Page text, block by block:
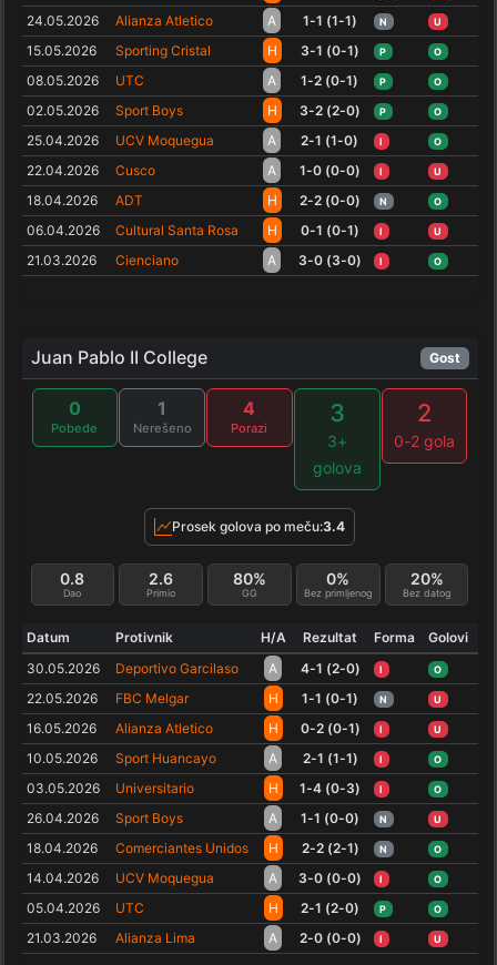
24.05.2026 Alianza Atletico A 1-1 (1-1) N U
15.05.2026 Sporting Cristal H 3-1 (0-1) P O
08.05.2026 UTC A 1-2 (0-1) P O
02.05.2026 Sport Boys H 3-2 (2-0) P O
25.04.2026 UCV Moquegua A 2-1 (1-0) I O
22.04.2026 Cusco A 1-0 (0-0) I U
18.04.2026 ADT H 2-2 (0-0) N O
06.04.2026 Cultural Santa Rosa H 0-1 (0-1) I U
21.03.2026 Cienciano A 3-0 (3-0) I O
Juan Pablo II College Gost
0
Pobede
1
Nerešeno
4
Porazi
3
3+
golova
2
0-2 gola
Prosek golova po meču:3.4
Dao
0.8
Primio
2.6
GG
80%
Bez primljenog
0%
Bez datog
20%
Datum Protivnik H/A Rezultat Forma
Golovi
30.05.2026
Deportivo Garcilaso A 4-1 (2-0) I O
22.05.2026 FBC Melgar H 1-1 (0-1) N U
16.05.2026 Alianza Atletico H 0-2 (0-1) I U
10.05.2026 Sport Huancayo A 2-1 (1-1) I O
03.05.2026 Universitario H 1-4 (0-3) I O
26.04.2026 Sport Boys A 1-1 (0-0) N U
18.04.2026 Comerciantes Unidos H 2-2 (2-1) N O
14.04.2026 UCV Moquegua A 3-0 (0-0) I O
05.04.2026 UTC H 2-1 (2-0) P O
21.03.2026 Alianza Lima A 2-0 (0-0) I U